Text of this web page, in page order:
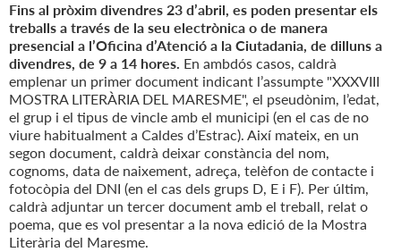
Fins al pròxim divendres 23 d’abril, es poden presentar els
treballs a través de la seu electrònica o de manera
presencial a l’Oficina d’Atenció a la Ciutadania, de dilluns a
divendres, de 9 a 14 hores. En ambdós casos, caldrà
emplenar un primer document indicant l’assumpte "XXXVIII
MOSTRA LITERÀRIA DEL MARESME", el pseudònim, l’edat,
el grup i el tipus de vincle amb el municipi (en el cas de no
viure habitualment a Caldes d’Estrac). Així mateix, en un
segon document, caldrà deixar constància del nom,
cognoms, data de naixement, adreça, telèfon de contacte i
fotocòpia del DNI (en el cas dels grups D, E i F). Per últim,
caldrà adjuntar un tercer document amb el treball, relat o
poema, que es vol presentar a la nova edició de la Mostra
Literària del Maresme.